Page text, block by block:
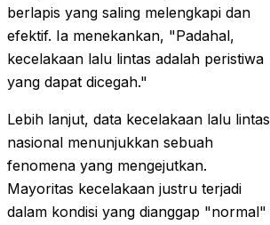
berlapis yang saling melengkapi dan
efektif. Ia menekankan, "Padahal,
kecelakaan lalu lintas adalah peristiwa
yang dapat dicegah."
Lebih lanjut, data kecelakaan lalu lintas
nasional menunjukkan sebuah
fenomena yang mengejutkan.
Mayoritas kecelakaan justru terjadi
dalam kondisi yang dianggap "normal"